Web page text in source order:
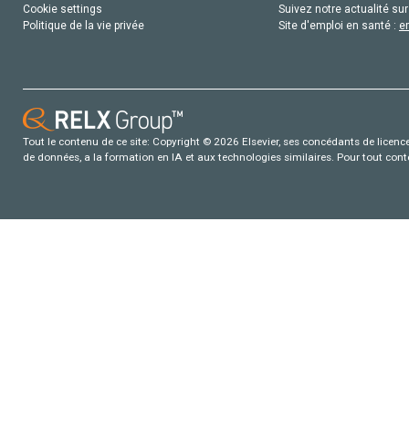
Cookie settings
Politique de la vie privée
Suivez notre actualité
Site d'emploi en santé :
Tout le contenu de ce site: Copyright © 2026 Elsevier, ses concédants de
de données, a la formation en IA et aux technologies similaires. Pour tout